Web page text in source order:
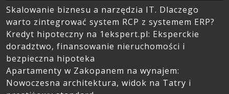
Skalowanie biznesu a narzędzia IT. Dlaczego
warto zintegrować system RCP z systemem ERP?
Kredyt hipoteczny na 1ekspert.pl: Eksperckie
doradztwo, finansowanie nieruchomości i
bezpieczna hipoteka
Apartamenty w Zakopanem na wynajem:
Nowoczesna architektura, widok na Tatry i